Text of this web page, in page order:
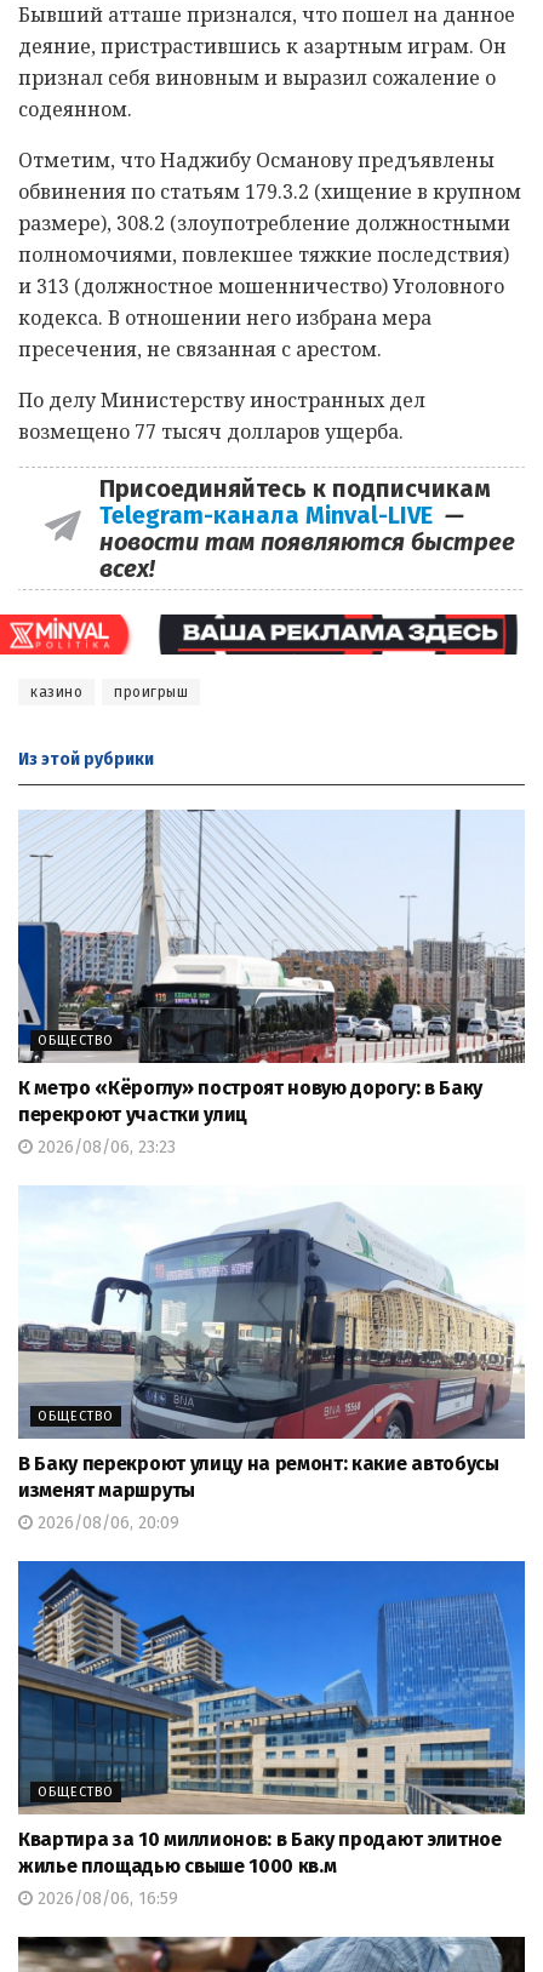
Бывший атташе признался, что пошел на данное
деяние, пристрастившись к азартным играм. Он
признал себя виновным и выразил сожаление о
содеянном.
Отметим, что Наджибу Османову предъявлены
обвинения по статьям 179.3.2 (хищение в крупном
размере), 308.2 (злоупотребление должностными
полномочиями, повлекшее тяжкие последствия)
и 313 (должностное мошенничество) Уголовного
кодекса. В отношении него избрана мера
пресечения, не связанная с арестом.
По делу Министерству иностранных дел
возмещено 77 тысяч долларов ущерба.
Присоединяйтесь к подписчикам
Telegram-канала Minval-LIVE —
новости там появляются быстрее
всех!
казино проигрыш
Из этой рубрики
ОБЩЕСТВО
К метро «Кёроглу» построят новую дорогу: в Баку
перекроют участки улиц
2026/08/06, 23:23
ОБЩЕСТВО
В Баку перекроют улицу на ремонт: какие автобусы
изменят маршруты
2026/08/06, 20:09
ОБЩЕСТВО
Квартира за 10 миллионов: в Баку продают элитное
жилье площадью свыше 1000 кв.м
2026/08/06, 16:59